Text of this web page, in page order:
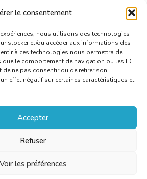
le consentement
nous utilisons des technologies
stocker et/ou accéder aux informations des
à ces technologies nous permettra de
le comportement de navigation ou les ID
de ne pas consentir ou de retirer son
effet négatif sur certaines caractéristiques et
Accepter
Refuser
Voir les préférences